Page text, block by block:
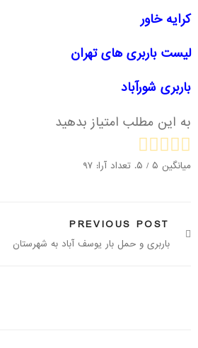
کرایه خاور
لیست باربری های تهران
باربری شورآباد
به این مطلب امتیاز بدهید
میانگین ۵ / ۵. تعداد آرا: ۹۷
PREVIOUS POST
باربری و حمل بار یوسف آباد به شهرستان